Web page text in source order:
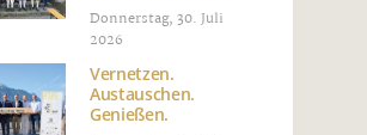
Donnerstag, 30. Juli
2026
Vernetzen.
Austauschen.
Genießen.